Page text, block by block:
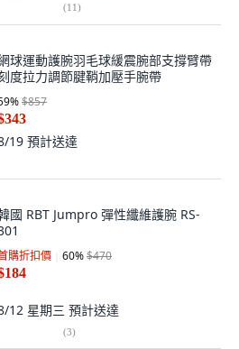
(11)
球運動護腕羽毛球緩震腕部支撐臂帶
度拉力調節腱鞘加壓手腕帶
%$857
19 預計送達
國 RBT Jumpro 彈性纖維護腕 RS-
購折扣價 60%$470
12 星期三 預計送達
(3)